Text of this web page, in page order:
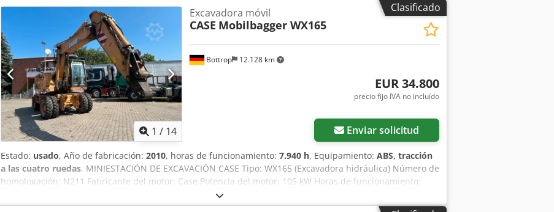
Clasificado
1 / 14
Bottrop 12.128 km
Excavadora móvil
CASE Mobilbagger WX165
EUR 34.800
precio fijo IVA no incluído
Enviar solicitud
Estado: usado, Año de fabricación: 2010, horas de funcionamiento: 7.940 h, Equipamiento: ABS, tracción
a las cuatro ruedas, MINIESTACIÓN DE EXCAVACIÓN CASE Tipo: WX165 (Excavadora hidráulica) Número de
homologación: N211 Fabricante del motor: Case Potencia del motor: 105 kW Horas de funcionamiento:
7940 h Peso máximo permitido: 18 000 kg Longitud para el transporte: 8,19 m Ancho para el transporte:
1,91 m Altura para el transporte: 2,89 m Color: Amarillo Dcsdjzripcspfx An Esk - Control mediante joystick -